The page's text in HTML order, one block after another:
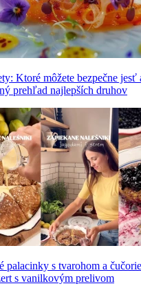
Ktoré môžete bezpečne
prehľad najlepších druhov
palacinky s tvarohom a
s vanilkovým prelivom